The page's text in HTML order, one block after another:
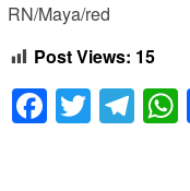
RN/Maya/red
Post Views: 15
Twitter